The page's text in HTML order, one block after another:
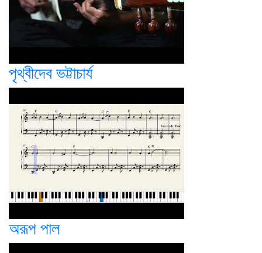
পৃথ্বীদেব ভট্টাচার্য
অরূপ পাল